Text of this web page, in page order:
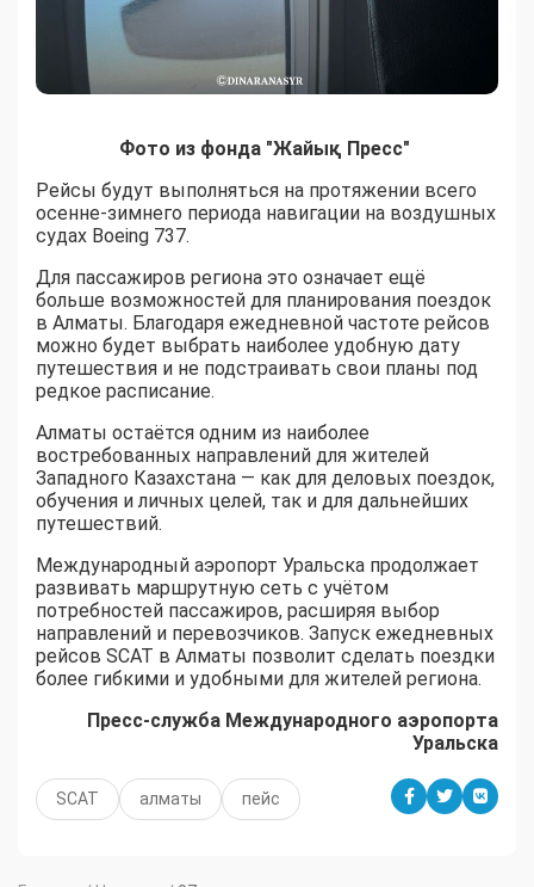
Фото из фонда "Жайық Пресс"
Рейсы будут выполняться на протяжении всего
осенне-зимнего периода навигации на воздушных
судах Boeing 737.
Для пассажиров региона это означает ещё
больше возможностей для планирования поездок
в Алматы. Благодаря ежедневной частоте рейсов
можно будет выбрать наиболее удобную дату
путешествия и не подстраивать свои планы под
редкое расписание.
Алматы остаётся одним из наиболее
востребованных направлений для жителей
Западного Казахстана — как для деловых поездок,
обучения и личных целей, так и для дальнейших
путешествий.
Международный аэропорт Уральска продолжает
развивать маршрутную сеть с учётом
потребностей пассажиров, расширяя выбор
направлений и перевозчиков. Запуск ежедневных
рейсов SCAT в Алматы позволит сделать поездки
более гибкими и удобными для жителей региона.
Пресс-служба Международного аэропорта
Уральска
SCAT алматы пейс